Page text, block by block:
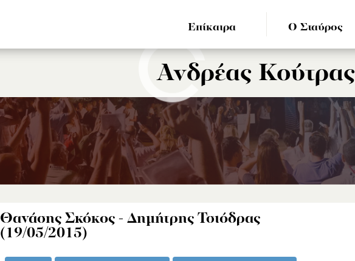
Επίκαιρα Ο Σταύρος
Ανδρέας Κούτρας
Θανάσης Σκόκος - Δημήτρης Τσιόδρας
(19/05/2015)